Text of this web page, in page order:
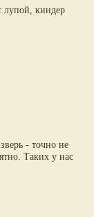
киндер
- точно не
Таких у нас